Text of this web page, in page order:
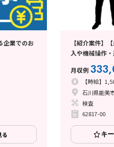
企業でのお
る
【紹介案件】
入や機械操作
月収例
【時給】
石川県能美
検査
62817-00
キ